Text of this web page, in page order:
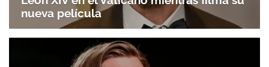
ACEPTAR
nueva película